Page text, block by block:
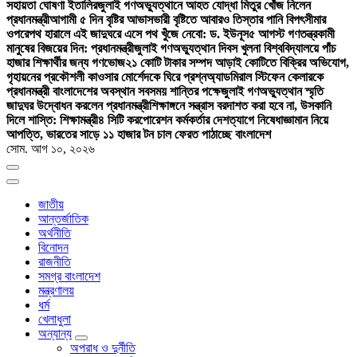
সহায়তা ঘোষণা ইতালিরজুলাই গণঅভ্যুত্থানে আহত যোদ্ধা মিতুর খোঁজ নিলেন
প্রধানমন্ত্রীআগামী ৫ দিন বৃষ্টির আভাসভারী বৃষ্টিতে আবারও তিস্তার পানি বিপৎসীমার
ওপরেপথ হারালে এই জাদুঘরে এসে পথ খুঁজে নেবো: ড. ইউনূস৫ আগস্ট গণতন্ত্রকামী
মানুষের বিজয়ের দিন: প্রধানমন্ত্রীজুলাই গণঅভ্যুত্থান দিবস খুলনা বিশ্ববিদ্যালয়ে পাঁচ
হাজার শিক্ষার্থীর জন্য গণভোজ২১ কোটি টাকার সম্পদ আড়াই কোটিতে বিক্রির অভিযোগ,
গৃহায়নের প্রকৌশলী কাওসার মোর্শেদকে ঘিরে প্রশ্নঅ্যাডমিরাল স্টিফেন কেলারকে
প্রধানমন্ত্রী বাংলাদেশের অবস্থান সবসময় শান্তির পক্ষেজুলাই গণঅভ্যুত্থান স্মৃতি
জাদুঘর উদ্বোধন করলেন প্রধানমন্ত্রীশিক্ষাঙ্গনে সন্ত্রাস বরদাশত করা হবে না, উসকানি
দিলে শাস্তি: শিক্ষামন্ত্রী৪ সিটি করপোরেশন কর্মকর্তার দেশত্যাগে নিষেধাজ্ঞামান নিয়ে
আপত্তি, ভারতের সাড়ে ১১ হাজার টন চাল ফেরত পাঠাচ্ছে বাংলাদেশ
সোম. আগ ১০, ২০২৬
জাতীয়
আন্তর্জাতিক
অর্থনীতি
বিনোদন
রাজনীতি
সমগ্র বাংলাদেশ
মন্ত্রণালয়
ধর্ম
খেলাধুলা
অন্যান্য
অপরাধ ও দুর্নীতি